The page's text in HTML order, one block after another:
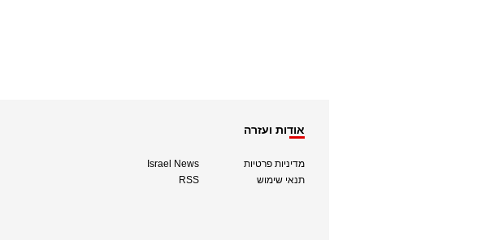
אודות ועזרה
מדיניות פרטיות
תנאי שימוש
Israel News
RSS